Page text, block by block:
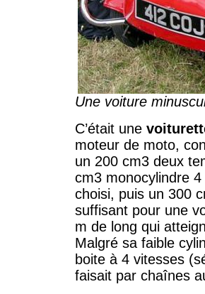
Une voiture
C’était une
moteur de moto,
un 200 cm3 deux
cm3 monocylindre
choisi, puis un 300
suffisant pour une
m de long qui
Malgré sa faible
boite à 4 vitesses
faisait par chaînes